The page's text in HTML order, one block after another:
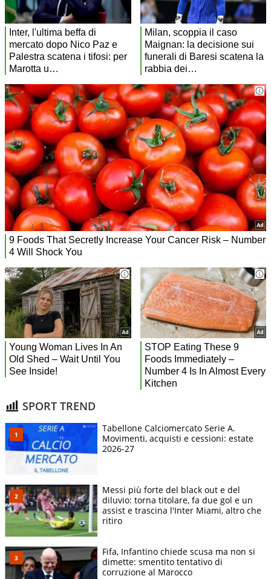
SPORT TREND
Tabellone Calciomercato Serie A.
Movimenti, acquisti e cessioni: estate
2026-27
Messi più forte del black out e del
diluvio: torna titolare, fa due gol e un
assist e trascina l'Inter Miami, altro che
ritiro
Fifa, Infantino chiede scusa ma non si
dimette: smentito tentativo di
corruzione al Marocco